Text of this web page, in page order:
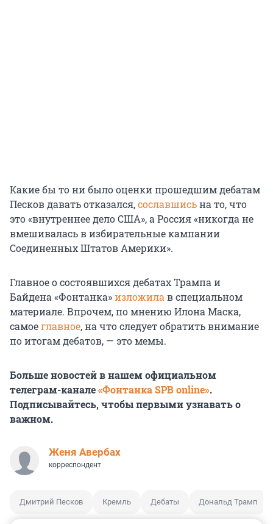
Какие бы то ни было оценки прошедшим дебатам
Песков давать отказался,сославшисьна то, что
это «внутреннее дело США», а Россия «никогда не
вмешивалась в избирательные кампании
Соединенных Штатов Америки».
Главное о состоявшихся дебатах Трампа и
Байдена «Фонтанка»изложила в специальном
материале. Впрочем, по мнению Илона Маска,
самоеглавное, на что следует обратить внимание
по итогам дебатов, — это мемы.
Больше новостей в нашем официальном
телеграм-канале«Фонтанка SPB online».
Подписывайтесь, чтобы первыми узнавать о
важном.
Женя Авербах
корреспондент
Дмитрий Песков Кремль Дебаты Дональд Трамп